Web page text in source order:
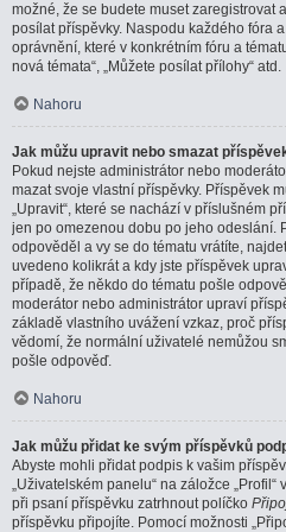
možné, že se budete muset zaregistrovat
posílat příspěvky. Naspodu každého fóra
oprávnění, které v konkrétním fóru a
nová témata“, „Můžete posílat přílohy“ atd.
Nahoru
Jak můžu upravit nebo smazat
Pokud nejste administrátor nebo
mazat svoje vlastní příspěvky. Příspěvek
„Upravit“, které se nachází v příslušném
jen po omezenou dobu po jeho odeslání.
odpověděl a vy se do tématu vrátíte,
uvedeno kolikrát a kdy jste příspěvek
případě, že někdo do tématu pošle
moderátor nebo administrátor upraví
základě vlastního uvážení vzkaz, proč
vědomí, že normální uživatelé nemůžou
pošle odpověď.
Nahoru
Jak můžu přidat ke svým příspěvků
Abyste mohli přidat podpis k vašim
„Uživatelském panelu“ na záložce
při psaní příspěvku zatrhnout políčko
příspěvku připojíte. Pomocí možnosti